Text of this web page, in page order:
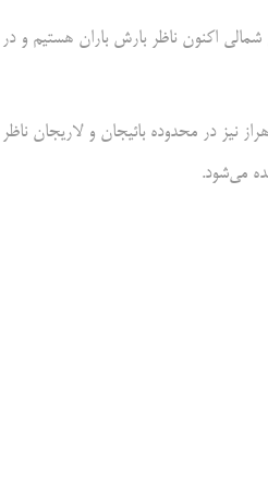
اکنون ناظر بارش باران هستیم و
نیز در محدوده بائیجان و لاریجان
می‌شود.